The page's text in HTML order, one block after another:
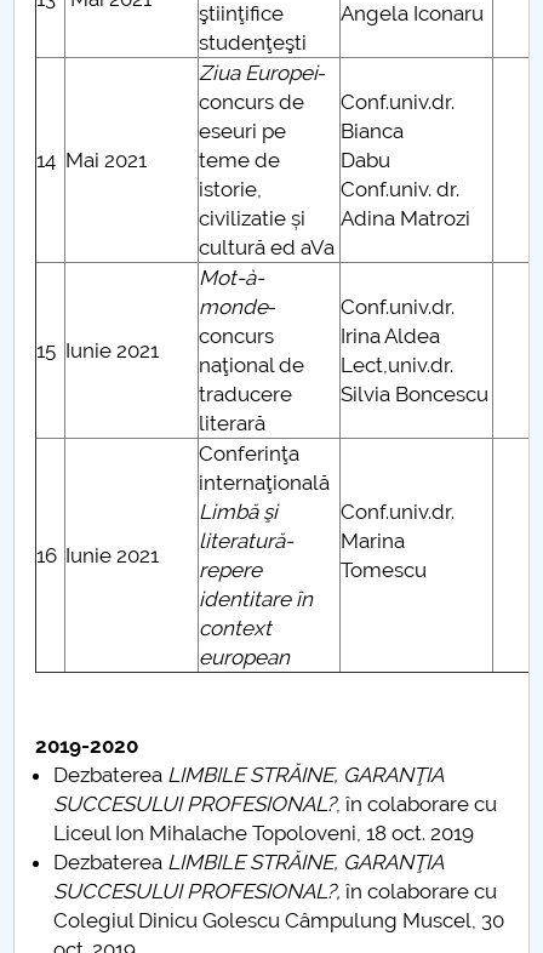
ştiinţifice
studenţeşti
Angela Iconaru
14 Mai 2021
Ziua Europei-
concurs de
eseuri pe
teme de
istorie,
civilizatie și
cultură ed aVa
Conf.univ.dr.
Bianca
Dabu
Conf.univ. dr.
Adina Matrozi
15 Iunie 2021
Mot-à-
monde-
concurs
naţional de
traducere
literară
Conf.univ.dr.
Irina Aldea
Lect,univ.dr.
Silvia Boncescu
16 Iunie 2021
Conferinţa
internaţională
Limbă şi
literatură-
repere
identitare în
context
european
Conf.univ.dr.
Marina
Tomescu
2019-2020
Dezbaterea LIMBILE STRĂINE, GARANŢIA
SUCCESULUI PROFESIONAL?, în colaborare cu
Liceul Ion Mihalache Topoloveni, 18 oct. 2019
Dezbaterea LIMBILE STRĂINE, GARANŢIA
SUCCESULUI PROFESIONAL?, în colaborare cu
Colegiul Dinicu Golescu Câmpulung Muscel, 30